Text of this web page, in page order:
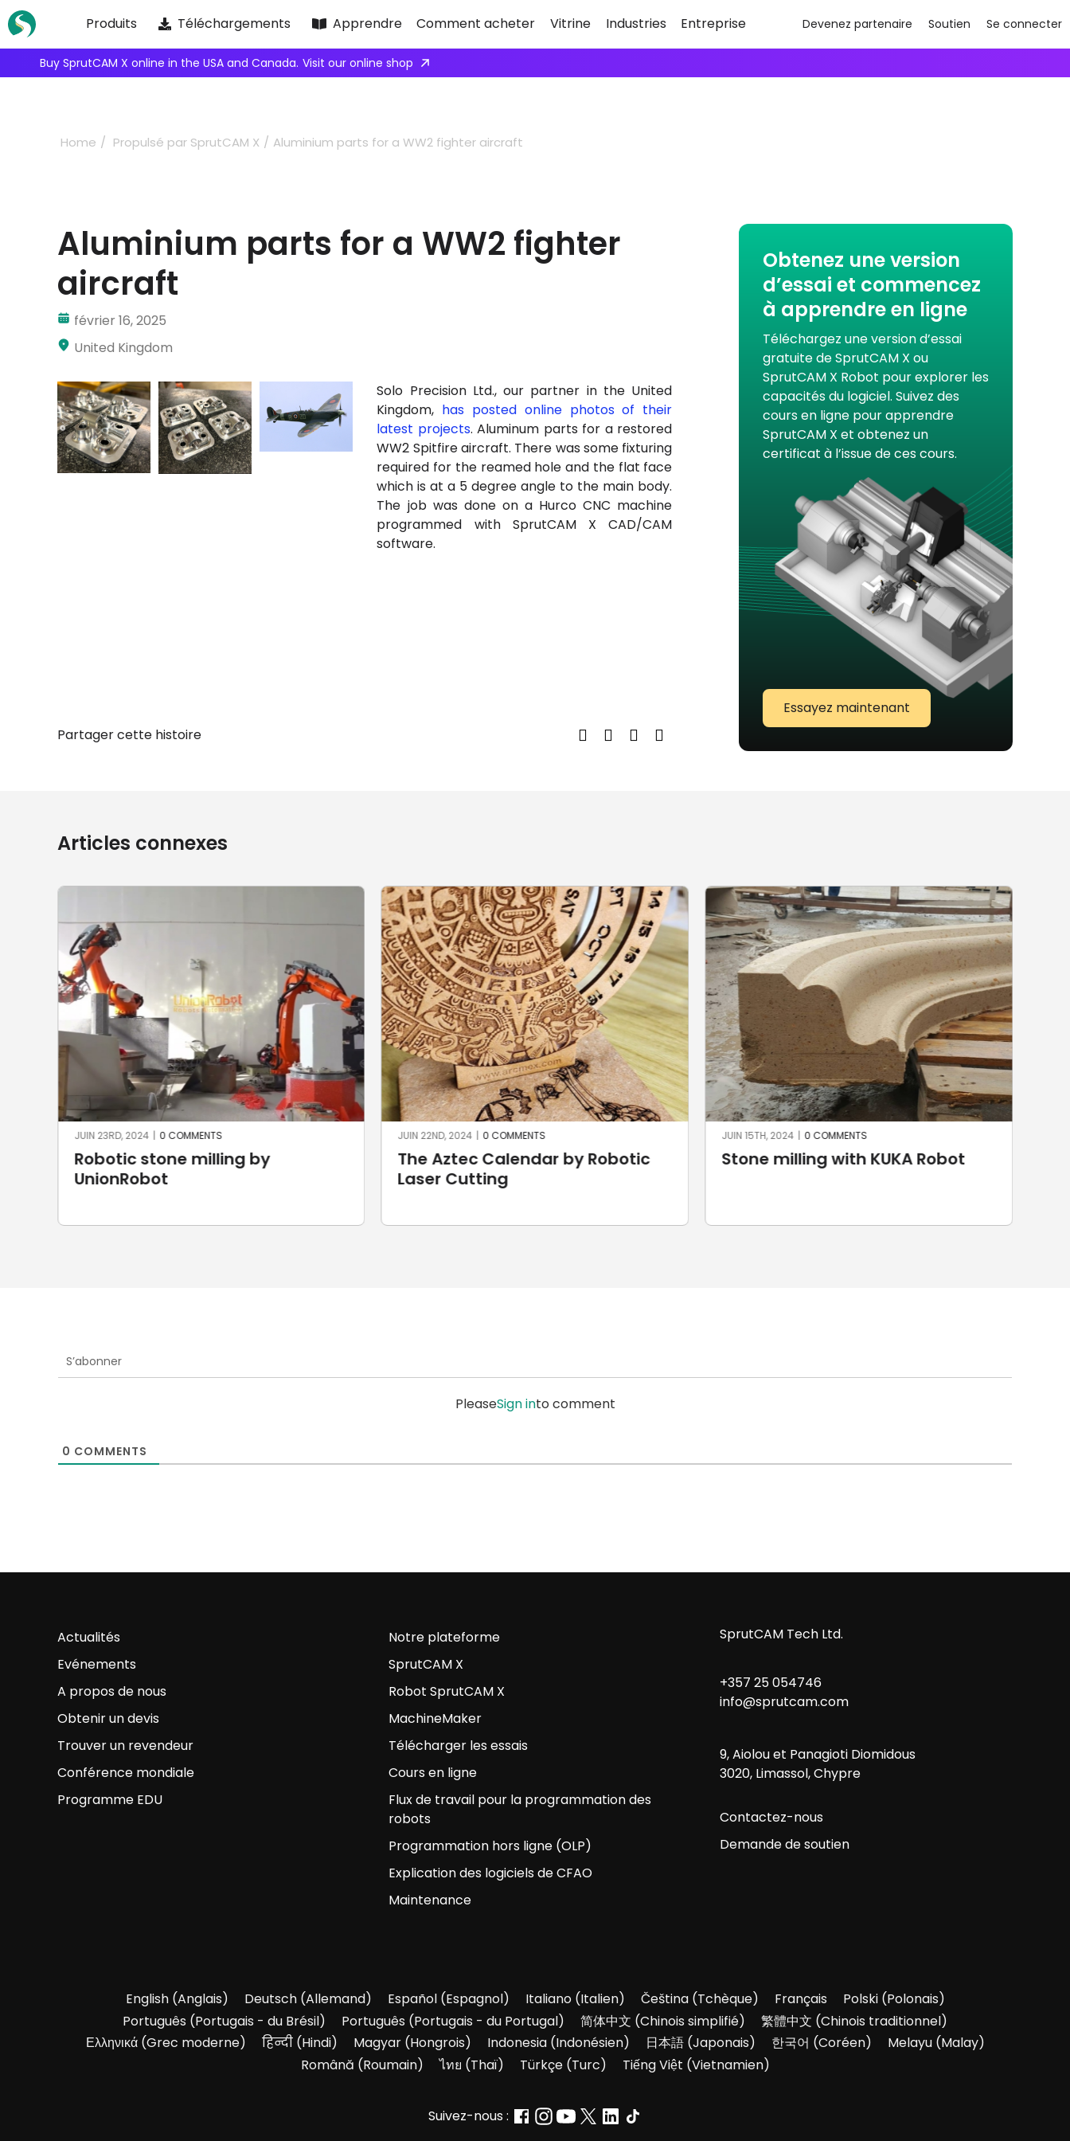
Skip
to
content
Produits Téléchargements Apprendre Comment acheter Vitrine Industries Entreprise Devenez partenaire Soutien Se connecter
Buy SprutCAM X online in the USA and Canada. Visit our online shop
Home Propulsé par SprutCAM X Aluminium parts for a WW2 fighter aircraft
Aluminium parts for a WW2 fighter
aircraft
février 16, 2025
United Kingdom
Solo Precision Ltd., our partner in the United
Kingdom, has posted online photos of their
latest projects. Aluminum parts for a restored
WW2 Spitfire aircraft. There was some fixturing
required for the reamed hole and the flat face
which is at a 5 degree angle to the main body.
The job was done on a Hurco CNC machine
programmed with SprutCAM X CAD/CAM
software.
Partager cette histoire
Obtenez une version
d’essai et commencez
à apprendre en ligne
Téléchargez une version d’essai
gratuite de SprutCAM X ou
SprutCAM X Robot pour explorer les
capacités du logiciel. Suivez des
cours en ligne pour apprendre
SprutCAM X et obtenez un
certificat à l’issue de ces cours.
Essayez maintenant
Articles connexes
Robotic stone milling by
UnionRobot
JUIN 23RD, 2024 | 0 COMMENTS
The Aztec Calendar by Robotic
Laser Cutting
JUIN 22ND, 2024 | 0 COMMENTS
Stone milling with KUKA Robot
JUIN 15TH, 2024 | 0 COMMENTS
S’abonner
PleaseSign into comment
0 COMMENTS
Actualités
Evénements
A propos de nous
Obtenir un devis
Trouver un revendeur
Conférence mondiale
Programme EDU
Notre plateforme
SprutCAM X
Robot SprutCAM X
MachineMaker
Télécharger les essais
Cours en ligne
Flux de travail pour la programmation des
robots
Programmation hors ligne (OLP)
Explication des logiciels de CFAO
Maintenance
SprutCAM Tech Ltd.
+357 25 054746
info@sprutcam.com
9, Aiolou et Panagioti Diomidous
3020, Limassol, Chypre
Contactez-nous
Demande de soutien
English(Anglais) Deutsch(Allemand) Español(Espagnol) Italiano(Italien) Čeština(Tchèque) Français Polski(Polonais)
Português (Portugais - du Brésil) Português (Portugais - du Portugal) 简体中文 (Chinois simplifié) 繁體中文 (Chinois traditionnel)
Ελληνικά(Grec moderne) हिन्दी(Hindi) Magyar(Hongrois) Indonesia(Indonésien) 日本語(Japonais) 한국어 (Coréen) Melayu(Malay)
Română (Roumain) ไทย (Thaï) Türkçe(Turc) Tiếng Việt (Vietnamien)
Suivez-nous :